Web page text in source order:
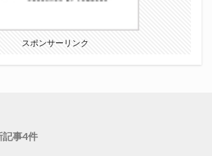
スポンサーリンク
記事4件